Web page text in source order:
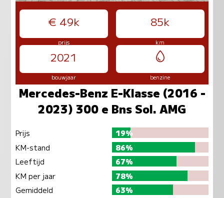
€ 49k 85k
prijs km
2021
bouwjaar benzine
Mercedes-Benz E-Klasse (2016 -
2023) 300 e Bns Sol. AMG
Prijs
19%
KM-stand
86%
Leeftijd
67%
KM per jaar
78%
Gemiddeld
63%